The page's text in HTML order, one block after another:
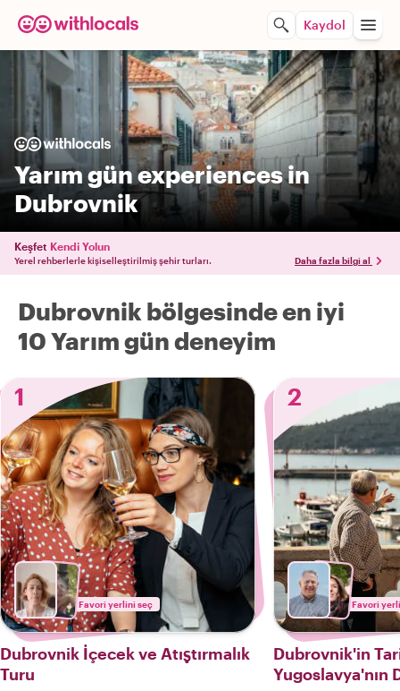
Kaydol
Yarım gün experiences in
Dubrovnik
Keşfet Kendi Yolun
Yerel rehberlerle kişiselleştirilmiş şehir turları. Daha fazla bilgi al
Dubrovnik bölgesinde en iyi
10 Yarım gün deneyim
1
Favori yerlini seç
Dubrovnik İçecek ve Atıştırmalık
Turu
2
Favori
Dubrovnik'in
Yugoslavya'nın